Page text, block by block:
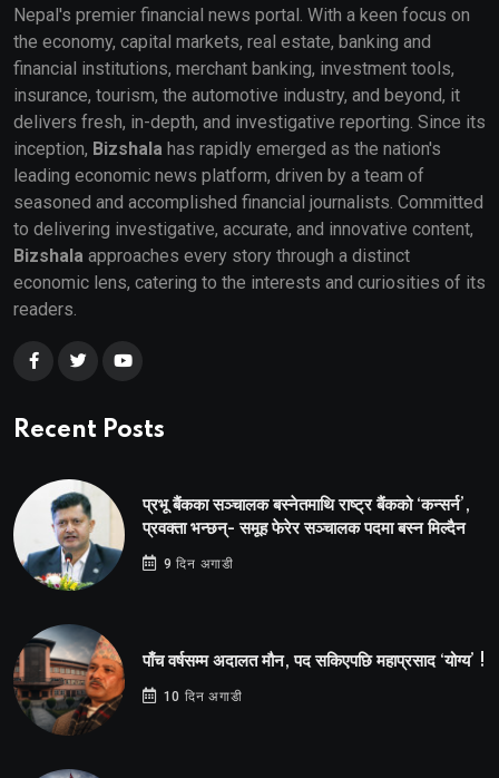
Nepal's premier financial news portal. With a keen focus on
the economy, capital markets, real estate, banking and
financial institutions, merchant banking, investment tools,
insurance, tourism, the automotive industry, and beyond, it
delivers fresh, in-depth, and investigative reporting. Since its
inception, Bizshala has rapidly emerged as the nation's
leading economic news platform, driven by a team of
seasoned and accomplished financial journalists. Committed
to delivering investigative, accurate, and innovative content,
Bizshala approaches every story through a distinct
economic lens, catering to the interests and curiosities of its
readers.
Recent Posts
प्रभू बैंकका सञ्चालक बस्नेतमाथि राष्ट्र बैंकको ‘कन्सर्न’,
प्रवक्ता भन्छन्- समूह फेरेर सञ्चालक पदमा बस्न मिल्दैन
9 दिन अगाडी
पाँच वर्षसम्म अदालत मौन, पद सकिएपछि महाप्रसाद ‘योग्य’ !
10 दिन अगाडी